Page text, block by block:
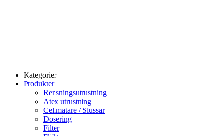
Kategorier
Produkter
Rensningsutrustning
Atex utrustning
Cellmatare / Slussar
Dosering
Filter